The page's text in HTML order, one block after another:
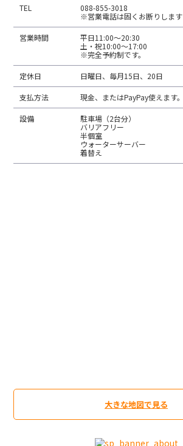
TEL
088-855-3018
※営業電話は固くお断りします
営業時間
平日11:00～20:30
土・祝10:00～17:00
※完全予約制です。
定休日 日曜日、毎月15日、20日
支払方法 現金、またはPayPay使えます。
設備
駐車場（2台分）
バリアフリー
半個室
ウォーターサーバー
着替え
大きな地図で見る